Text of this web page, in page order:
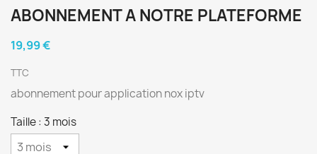
ABONNEMENT A NOTRE PLATEFORME
19,99 €
TTC
abonnement pour application nox iptv
Taille : 3 mois